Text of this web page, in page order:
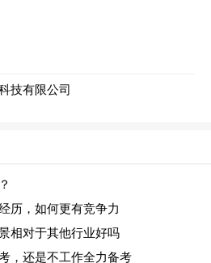
技有限公司
历，如何更有竞争力
相对于其他行业好吗
，还是不工作全力备考